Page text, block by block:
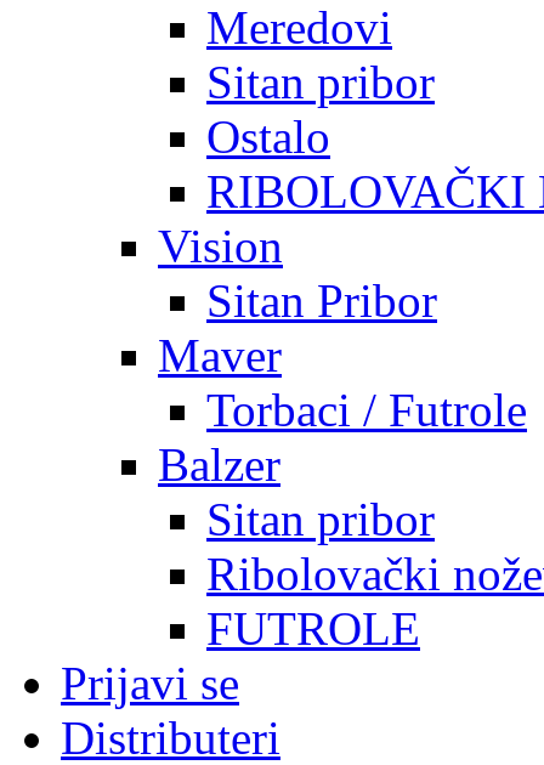
Meredovi
Sitan pribor
Ostalo
RIBOLOVAČKI
Vision
Sitan Pribor
Maver
Torbaci / Futrole
Balzer
Sitan pribor
Ribolovački
FUTROLE
Prijavi se
Distributeri